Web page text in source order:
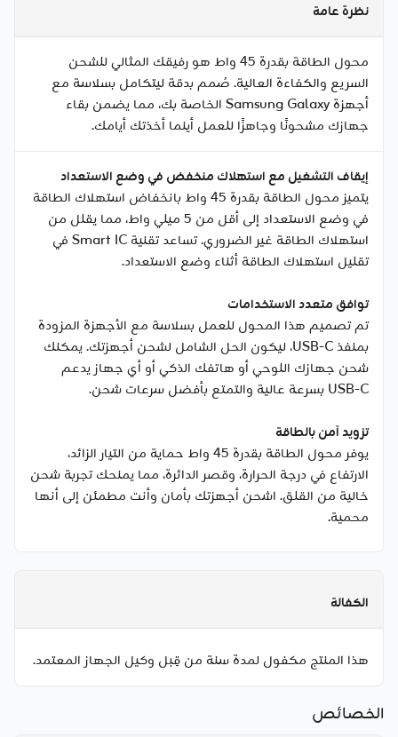
نظرة عامة
محول الطاقة بقدرة 45 واط هو رفيقك المثالي للشحن
السريع والكفاءة العالية. صُمم بدقة ليتكامل بسلاسة مع
أجهزة Samsung Galaxy الخاصة بك، مما يضمن بقاء
جهازك مشحونًا وجاهزًا للعمل أينما أخذتك أيامك.
إيقاف التشغيل مع استهلاك منخفض في وضع الاستعداد
يتميز محول الطاقة بقدرة 45 واط بانخفاض استهلاك الطاقة
في وضع الاستعداد إلى أقل من 5 ميلي واط، مما يقلل من
استهلاك الطاقة غير الضروري. تساعد تقنية Smart IC في
تقليل استهلاك الطاقة أثناء وضع الاستعداد.
توافق متعدد الاستخدامات
تم تصميم هذا المحول للعمل بسلاسة مع الأجهزة المزودة
بمنفذ USB-C، ليكون الحل الشامل لشحن أجهزتك. يمكنك
شحن جهازك اللوحي أو هاتفك الذكي أو أي جهاز يدعم
USB-C بسرعة عالية والتمتع بأفضل سرعات شحن.
تزويد آمن بالطاقة
يوفر محول الطاقة بقدرة 45 واط حماية من التيار الزائد،
الارتفاع في درجة الحرارة، وقصر الدائرة، مما يمنحك تجربة شحن
خالية من القلق. اشحن أجهزتك بأمان وأنت مطمئن إلى أنها
محمية.
الكفالة
هذا المنتج مكفول لمدة سنة من قِبل وكيل الجهاز المعتمد.
الخصائص